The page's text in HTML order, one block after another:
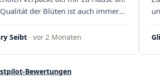
der Blüten ist auch immer
hohen Niveau, die Auswahl
und die Preise sind fair. Die
Ich bestelle hier schon länger
Seibt · vor 2 Monaten
Bewertungen